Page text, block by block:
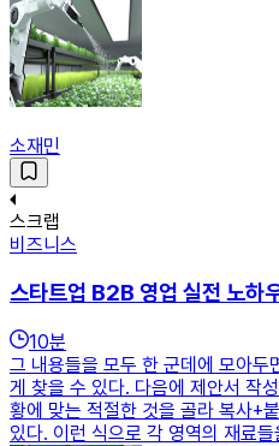
소재민
스크랩
비즈니스
스타트업 B2B 영업 실전 노하
10분
그 내용들을 모두 한 군데에 모아두
게 찾을 수 있다. 다음에 제안서 작
황에 맞는 적절한 것을 골라 복사+
있다. 이런 식으로 각 영역의 재료